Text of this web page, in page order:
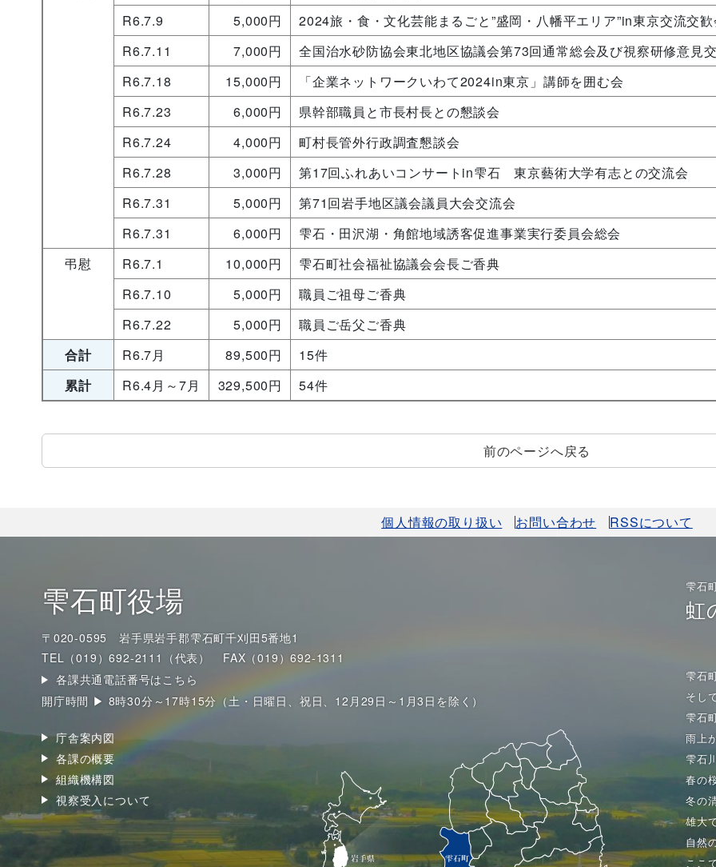
R6.7.9
5,000円
2024旅・食・文化芸能まるごと”盛岡・八幡平エリア”in東京交流交歓
R6.7.11
7,000円
全国治水砂防協会東北地区協議会第73回通常総会及び視察研修意見
R6.7.18
15,000円
「企業ネットワークいわて2024in東京」講師を囲む会
R6.7.23
6,000円
県幹部職員と市長村長との懇談会
R6.7.24
4,000円
町村長管外行政調査懇談会
R6.7.28
3,000円
第17回ふれあいコンサートin雫石 東京藝術大学有志との交流会
R6.7.31
5,000円
第71回岩手地区議会議員大会交流会
R6.7.31
6,000円
雫石・田沢湖・角館地域誘客促進事業実行委員会総会
弔慰
R6.7.1 10,000円
雫石町社会福祉協議会会長ご香典
R6.7.10
5,000円
職員ご祖母ご香典
R6.7.22
5,000円
職員ご岳父ご香典
合計
R6.7月 89,500円
15件
累計
R6.4月～7月 329,500円 54件
前のページへ戻る
個人情報の取り扱い お問い合わせ RSSについて
雫石町役場
〒020-0595 岩手県岩手郡雫石町千刈田5番地1
TEL（019）692-2111（代表）
FAX（019）692-1311
各課共通電話番号はこちら
開庁時間 ▶ 8時30分～17時15分（土・日曜日、祝日、12月29日～1月3日を除く）
庁舎案内図
各課の概要
組織機構図
視察受入について
雫石
虹
雫石
そし
雫石
雨上
雫石
春の
冬の
雄大
自然
ここ